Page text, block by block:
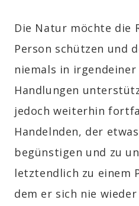
Die Natur möchte die
Person schützen und
niemals in
Handlungen
jedoch weiterhin
Handelnden, der
begünstigen und zu
letztendlich zu einem
dem er sich nie